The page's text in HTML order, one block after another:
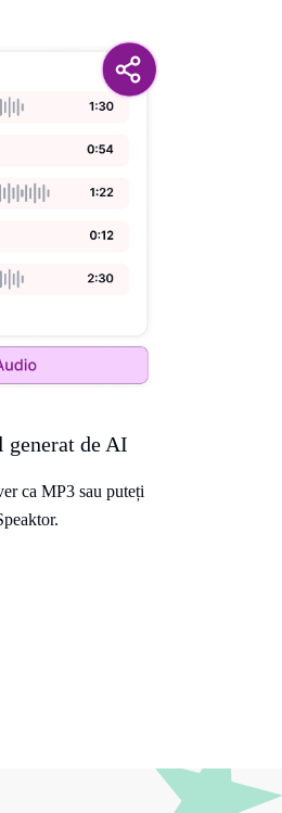
generat de AI
ca MP3 sau puteți